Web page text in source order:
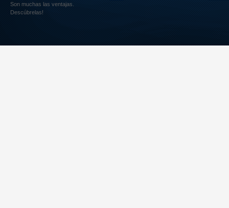
Son muchas las ventajas.
Descúbrelas!